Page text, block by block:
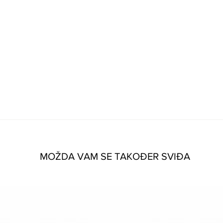
MOŽDA VAM SE TAKOĐER SVIĐA